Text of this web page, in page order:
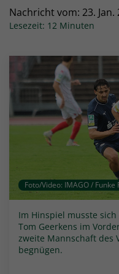
Nachricht vom: 23. Jan.
Lesezeit: 12 Minuten
Foto/Video: IMAGO / Funke
Im Hinspiel musste
Tom Geerkens im
zweite Mannschaft des
begnügen.